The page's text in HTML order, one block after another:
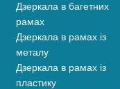
Дзеркала в багетних
рамах
Дзеркала в рамах із
металу
Дзеркала в рамах із
пластику